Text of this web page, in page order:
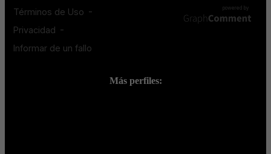
Más perfiles: